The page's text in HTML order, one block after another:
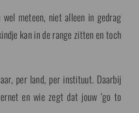
meteen, niet alleen in gedrag
kan in de range zitten en toch
per land, per instituut. Daarbij
en wie zegt dat jouw ‘go to